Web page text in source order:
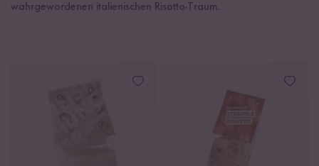
wahrgewordenen italienischen Risotto-Traum.